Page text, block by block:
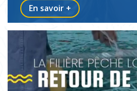
En savoir +